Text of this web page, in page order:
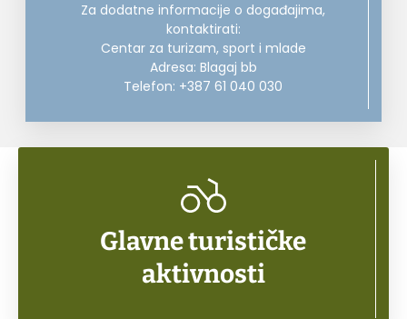
Za dodatne informacije o događajima,
kontaktirati:
Centar za turizam, sport i mlade
Adresa: Blagaj bb
Telefon: +387 61 040 030
Glavne turističke
aktivnosti